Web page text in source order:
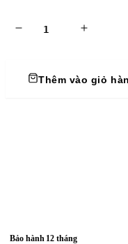
Thêm vào giỏ
Bảo hành 12 tháng